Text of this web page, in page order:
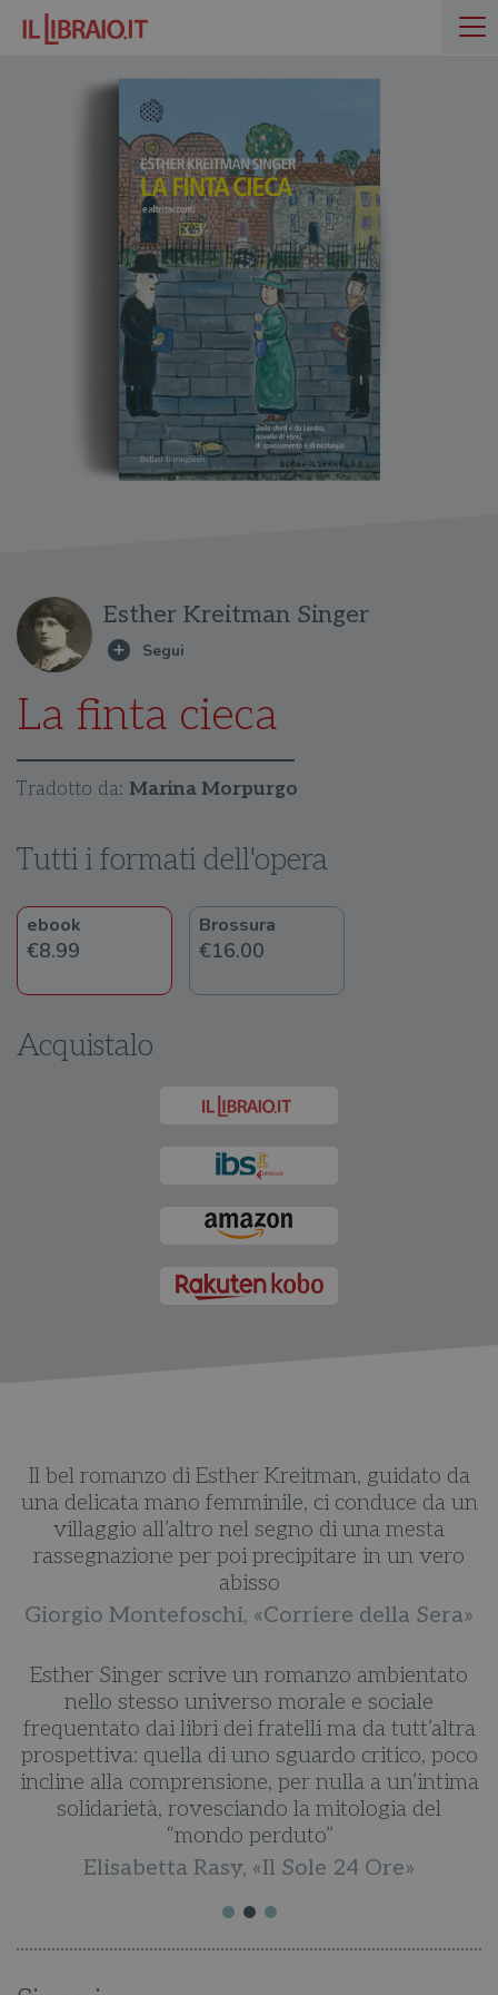
Esther Kreitman Singer
La finta cieca
Tradotto da: Marina Morpurgo
Tutti i formati dell'opera
ebook
€8.99
Brossura
€16.00
Acquistalo
Il bel romanzo di Esther Kreitman, guidato da
una delicata mano femminile, ci conduce da un
villaggio all’altro nel segno di una mesta
rassegnazione per poi precipitare in un vero
abisso
Giorgio Montefoschi, «Corriere della Sera»
Esther Singer scrive un romanzo ambientato
nello stesso universo morale e sociale
frequentato dai libri dei fratelli ma da tutt’altra
prospettiva: quella di uno sguardo critico, poco
incline alla comprensione, per nulla a un’intima
solidarietà, rovesciando la mitologia del
“mondo perduto”
Elisabetta Rasy, «Il Sole 24 Ore»